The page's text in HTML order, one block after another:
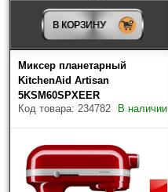
В КОРЗИНУ
Миксер планетарный
KitchenAid Artisan
5KSM60SPXEER
Код товара: 234782
В наличии